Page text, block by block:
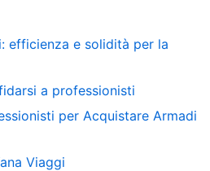
efficienza e solidità per la
a professionisti
per Acquistare Armadi
Viaggi